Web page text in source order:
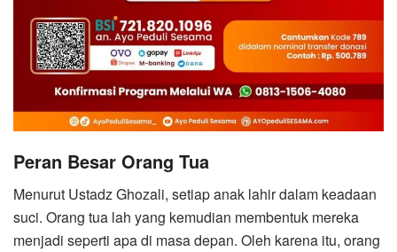
Peran Besar Orang Tua
Menurut Ustadz Ghozali, setiap anak lahir dalam keadaan
suci. Orang tua lah yang kemudian membentuk mereka
menjadi seperti apa di masa depan. Oleh karena itu, orang